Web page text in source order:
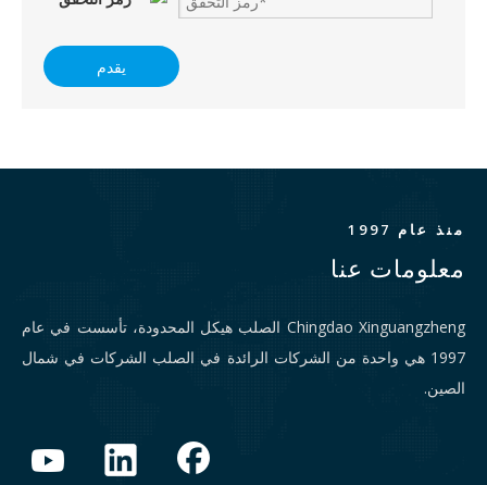
يقدم
منذ عام 1997
معلومات عنا
Chingdao Xinguangzheng الصلب هيكل المحدودة، تأسست في عام
1997 هي واحدة من الشركات الرائدة في الصلب الشركات في شمال
الصين.